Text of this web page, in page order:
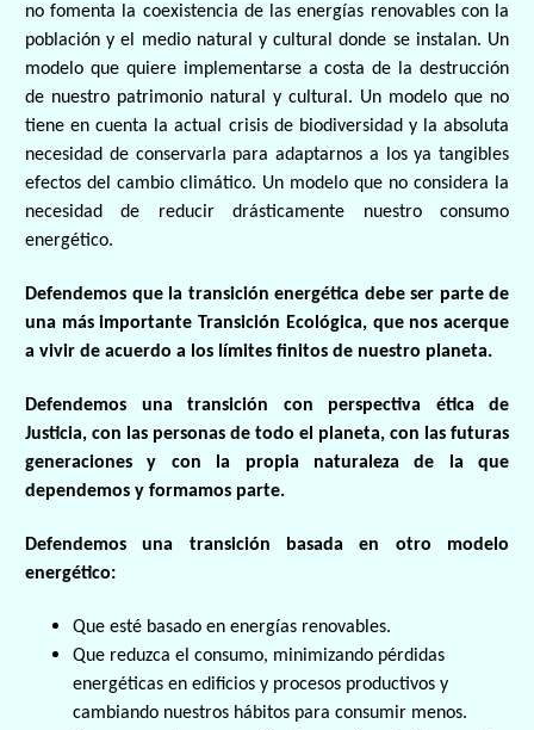
no fomenta la coexistencia de las energías renovables con la
población y el medio natural y cultural donde se instalan. Un
modelo que quiere implementarse a costa de la destrucción
de nuestro patrimonio natural y cultural. Un modelo que no
tiene en cuenta la actual crisis de biodiversidad y la absoluta
necesidad de conservarla para adaptarnos a los ya tangibles
efectos del cambio climático. Un modelo que no considera la
necesidad de reducir drásticamente nuestro consumo
energético.
Defendemos que la transición energética debe ser parte de
una más importante Transición Ecológica, que nos acerque
a vivir de acuerdo a los límites finitos de nuestro planeta.
Defendemos una transición con perspectiva ética de
Justicia, con las personas de todo el planeta, con las futuras
generaciones y con la propia naturaleza de la que
dependemos y formamos parte.
Defendemos una transición basada en otro modelo
energético:
Que esté basado en energías renovables.
Que reduzca el consumo, minimizando pérdidas
energéticas en edificios y procesos productivos y
cambiando nuestros hábitos para consumir menos.